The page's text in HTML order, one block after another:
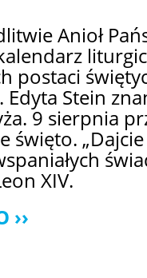
Anioł
postaci
Edyta Stein
9 sierpnia
święto.
XIV.